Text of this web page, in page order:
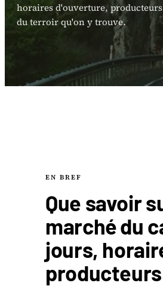
horaires d'ouverture,
du terroir qu'on y trouve.
EN BREF
Que savoir
marché du
jours,